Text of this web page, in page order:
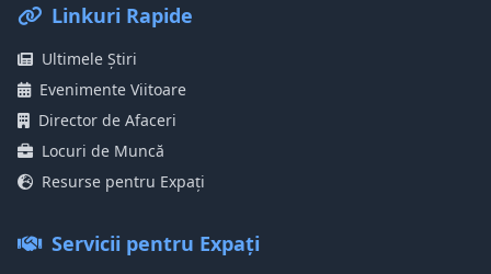
Linkuri Rapide
Ultimele Știri
Evenimente Viitoare
Director de Afaceri
Locuri de Muncă
Resurse pentru Expați
Servicii pentru Expați